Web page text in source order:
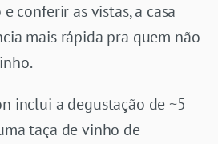
conferir as vistas, a casa
mais rápida pra quem não
inclui a degustação de ~5
taça de vinho de